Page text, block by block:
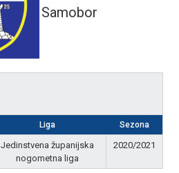
Samobor
Liga Sezona
Jedinstvena županijska
nogometna liga
2020/2021